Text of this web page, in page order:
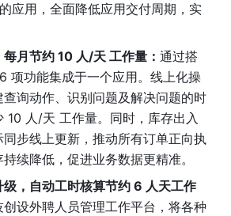
应用，全面降低应用交付周期，实
月节约 10 人/天 工作量： 通过搭
项功能集成于一个应用。线上化操
询动作、识别问题及解决问题的时
10 人/天 工作量。同时，库存出入
步线上更新，推动所有订单正向执
续降低，促进业务数据更精准。
，自动工时核算节约 6 人天工作
设外聘人员管理工作平台，将各种